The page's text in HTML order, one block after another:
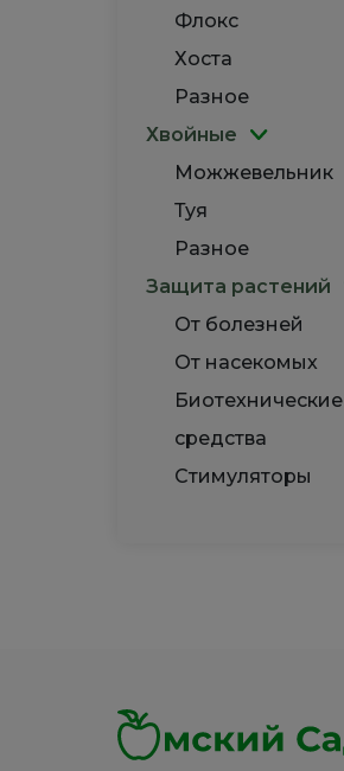
Флокс
Хоста
Разное
Хвойные
Можжевельник
Туя
Разное
Защита растений
От болезней
От насекомых
Биотехнические
средства
Стимуляторы